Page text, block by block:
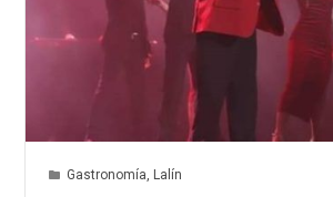
Gastronomía, Lalín